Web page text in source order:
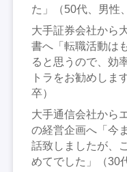
た」（50代、男性
大手証券会社から
書へ「転職活動は
ると思うので、効
トラをお勧めしま
卒）
大手通信会社から
の経営企画へ「今
話致しましたが、
めてでした」（30